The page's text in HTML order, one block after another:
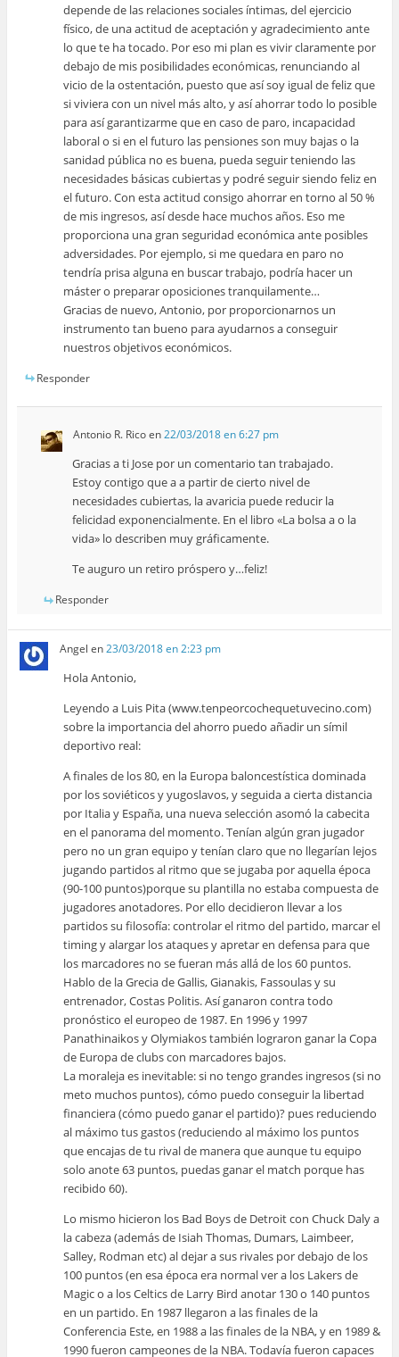
depende de las relaciones sociales íntimas, del ejercicio
físico, de una actitud de aceptación y agradecimiento ante
lo que te ha tocado. Por eso mi plan es vivir claramente por
debajo de mis posibilidades económicas, renunciando al
vicio de la ostentación, puesto que así soy igual de feliz que
si viviera con un nivel más alto, y así ahorrar todo lo posible
para así garantizarme que en caso de paro, incapacidad
laboral o si en el futuro las pensiones son muy bajas o la
sanidad pública no es buena, pueda seguir teniendo las
necesidades básicas cubiertas y podré seguir siendo feliz en
el futuro. Con esta actitud consigo ahorrar en torno al 50 %
de mis ingresos, así desde hace muchos años. Eso me
proporciona una gran seguridad económica ante posibles
adversidades. Por ejemplo, si me quedara en paro no
tendría prisa alguna en buscar trabajo, podría hacer un
máster o preparar oposiciones tranquilamente…
Gracias de nuevo, Antonio, por proporcionarnos un
instrumento tan bueno para ayudarnos a conseguir
nuestros objetivos económicos.
Responder
Antonio R. Ricoen22/03/2018 en 6:27 pm
Gracias a ti Jose por un comentario tan trabajado.
Estoy contigo que a a partir de cierto nivel de
necesidades cubiertas, la avaricia puede reducir la
felicidad exponencialmente. En el libro «La bolsa a o la
vida» lo describen muy gráficamente.
Te auguro un retiro próspero y…feliz!
Responder
Angel en23/03/2018 en 2:23 pm
Hola Antonio,
Leyendo a Luis Pita (www.tenpeorcochequetuvecino.com)
sobre la importancia del ahorro puedo añadir un símil
deportivo real:
A finales de los 80, en la Europa baloncestística dominada
por los soviéticos y yugoslavos, y seguida a cierta distancia
por Italia y España, una nueva selección asomó la cabecita
en el panorama del momento. Tenían algún gran jugador
pero no un gran equipo y tenían claro que no llegarían lejos
jugando partidos al ritmo que se jugaba por aquella época
(90-100 puntos)porque su plantilla no estaba compuesta de
jugadores anotadores. Por ello decidieron llevar a los
partidos su filosofía: controlar el ritmo del partido, marcar el
timing y alargar los ataques y apretar en defensa para que
los marcadores no se fueran más allá de los 60 puntos.
Hablo de la Grecia de Gallis, Gianakis, Fassoulas y su
entrenador, Costas Politis. Así ganaron contra todo
pronóstico el europeo de 1987. En 1996 y 1997
Panathinaikos y Olymiakos también lograron ganar la Copa
de Europa de clubs con marcadores bajos.
La moraleja es inevitable: si no tengo grandes ingresos (si no
meto muchos puntos), cómo puedo conseguir la libertad
financiera (cómo puedo ganar el partido)? pues reduciendo
al máximo tus gastos (reduciendo al máximo los puntos
que encajas de tu rival de manera que aunque tu equipo
solo anote 63 puntos, puedas ganar el match porque has
recibido 60).
Lo mismo hicieron los Bad Boys de Detroit con Chuck Daly a
la cabeza (además de Isiah Thomas, Dumars, Laimbeer,
Salley, Rodman etc) al dejar a sus rivales por debajo de los
100 puntos (en esa época era normal ver a los Lakers de
Magic o a los Celtics de Larry Bird anotar 130 o 140 puntos
en un partido. En 1987 llegaron a las finales de la
Conferencia Este, en 1988 a las finales de la NBA, y en 1989 &
1990 fueron campeones de la NBA. Todavía fueron capaces